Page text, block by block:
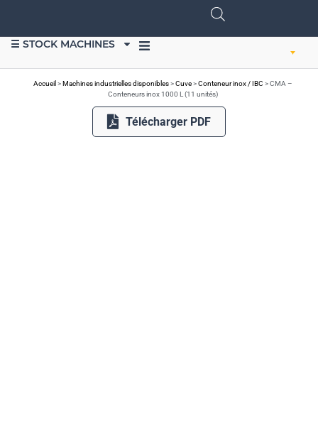
☰ STOCK MACHINES
Accueil >Machines industrielles disponibles>Cuve>Conteneur inox / IBC >CMA –
Conteneurs inox 1000 L (11 unités)
Télécharger PDF